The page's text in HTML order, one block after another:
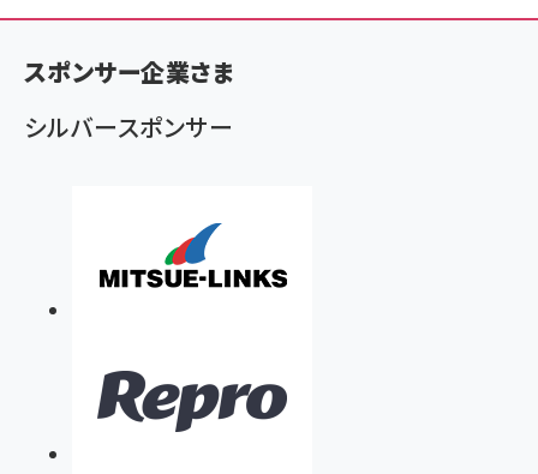
ン
く
ず
スポンサー企業さま
シルバースポンサー